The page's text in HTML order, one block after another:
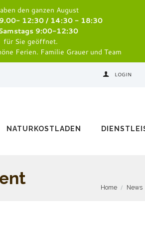
den ganzen August
12:30 / 14:30 - 18:30
9:00-12:30
für Sie geöffnet.
Ferien. Familie Grauer und Team
LOGIN
NATURKOSTLADEN
Home News